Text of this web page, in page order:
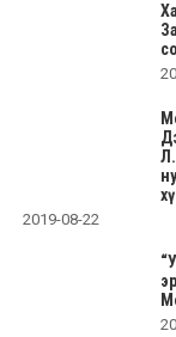
2019-08-22